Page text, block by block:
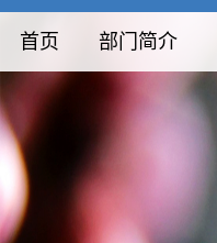
首页 部门简介